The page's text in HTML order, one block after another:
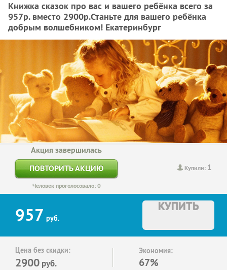
Книжка сказок про вас и вашего ребёнка всего за
957р. вместо 2900р.Станьте для вашего ребёнка
добрым волшебником! Екатеринбург
Купили: 1
Акция завершилась
ПОВТОРИТЬ АКЦИЮ
Человек проголосовало: 0
957 руб.
КУПИТЬ
Цена без скидки:
2900 руб.
Экономия:
67%